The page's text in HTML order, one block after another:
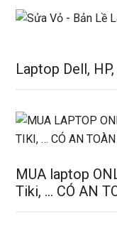
Laptop Dell,
MUA laptop
Tiki, … CÓ AN